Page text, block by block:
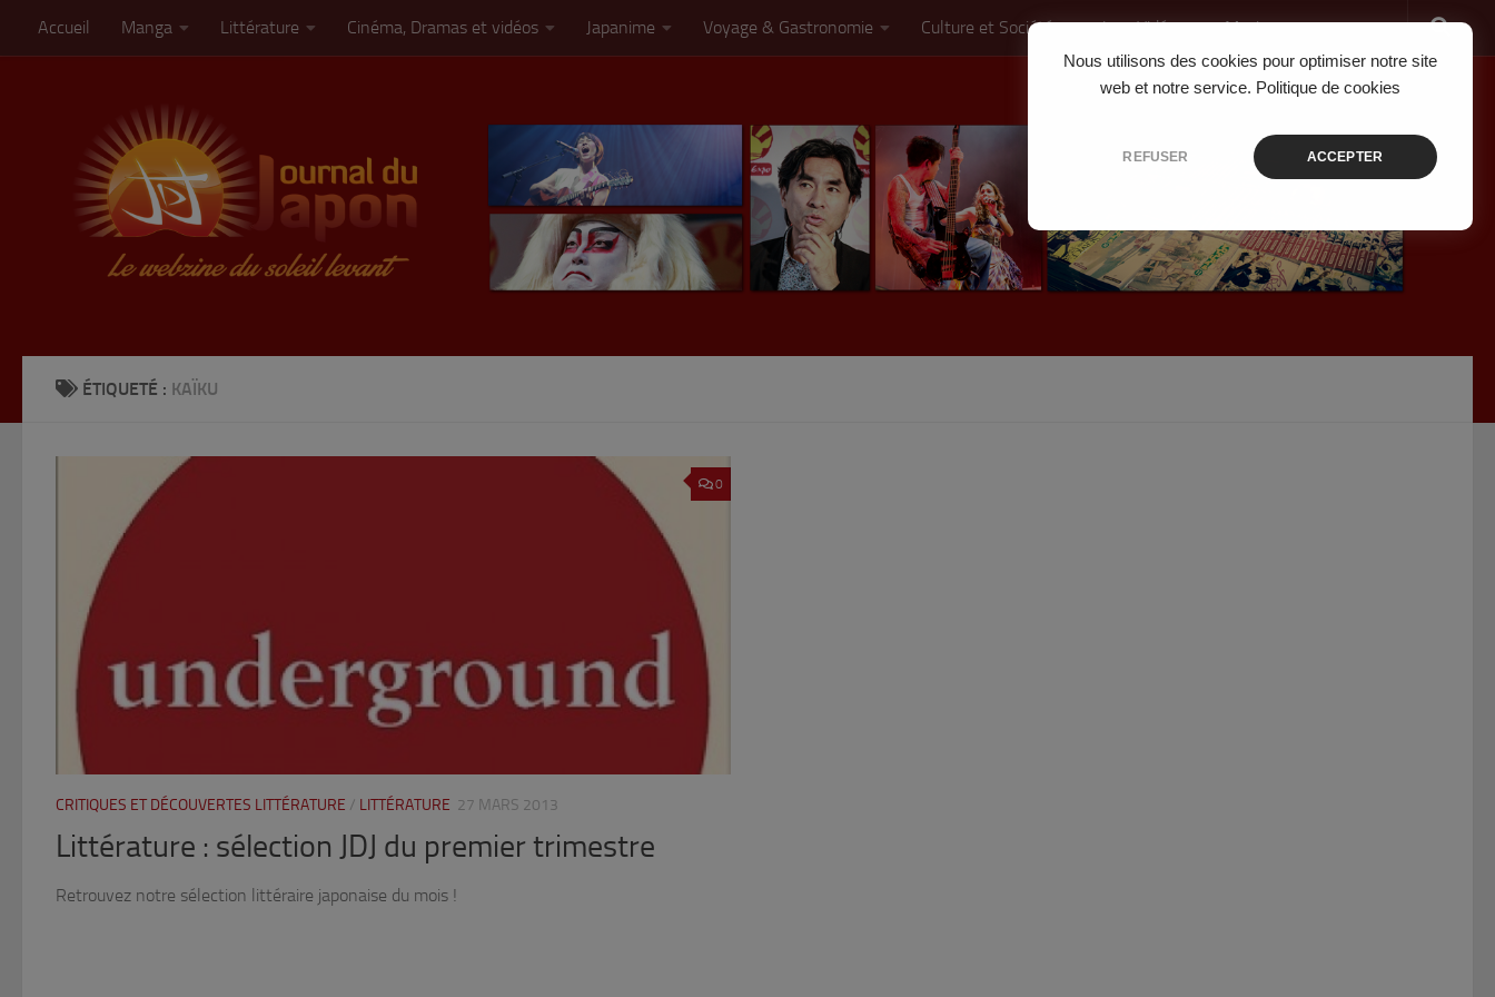
Nous utilisons des cookies pour optimiser notre site
web et notre service. Politique de cookies
REFUSER ACCEPTER
Skip to content
Accueil Manga Littérature Cinéma, Dramas et vidéos Japanime Voyage & Gastronomie Culture et Société Jeux Vidéo Musique
ÉTIQUETÉ : KAÏKU
0
CRITIQUES ET DÉCOUVERTES LITTÉRATURE / LITTÉRATURE 27 MARS 2013
Littérature : sélection JDJ du premier trimestre
Retrouvez notre sélection littéraire japonaise du mois !